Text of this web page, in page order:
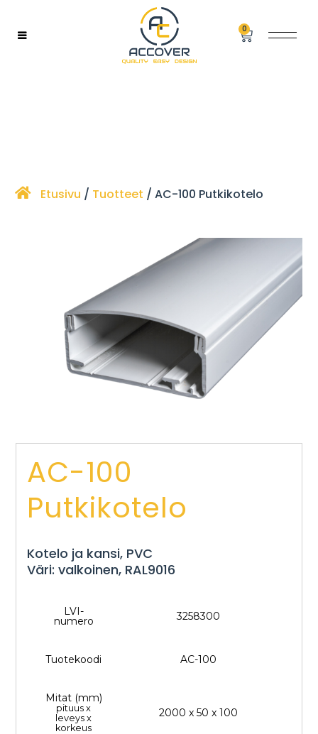
0
Etusivu / Tuotteet / AC-100 Putkikotelo
AC-100
Putkikotelo
Kotelo ja kansi, PVC
Väri: valkoinen, RAL9016
LVI-
numero 3258300
Tuotekoodi AC-100
Mitat (mm)
pituus x
leveys x
korkeus
2000 x 50 x 100